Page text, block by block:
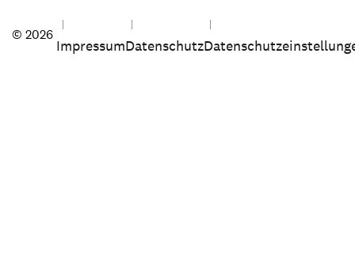
© 2026
ImpressumDatenschutz